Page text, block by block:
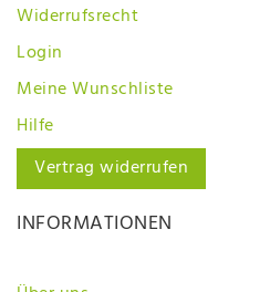
Widerrufsrecht
Login
Meine Wunschliste
Hilfe
Vertrag widerrufen
INFORMATIONEN